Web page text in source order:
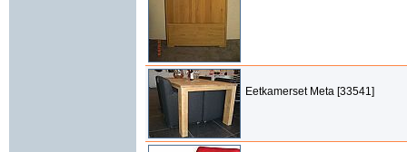
Eetkamerset Meta [33541]